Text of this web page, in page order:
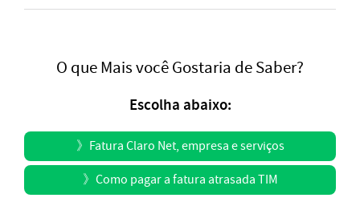
O que Mais você Gostaria de Saber?
Escolha abaixo:
》 Fatura Claro Net, empresa e serviços
》 Como pagar a fatura atrasada TIM